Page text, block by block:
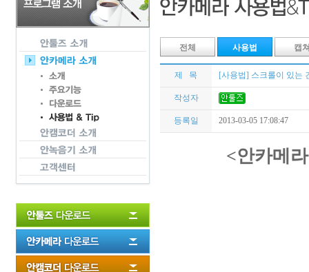
전체 사용법 캡
제 목 [사용법] 스크롤이 있는
작성자
등록일 2013-03-05 17:08:47
<안카메